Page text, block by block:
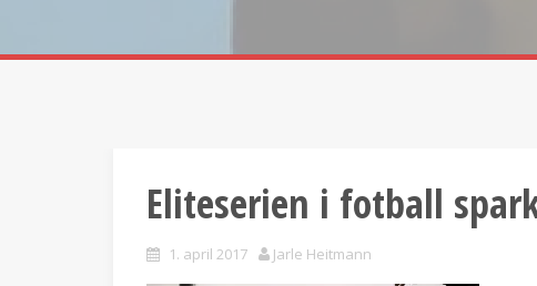
Eliteserien i fotball
1. april 2017 Jarle Heitmann